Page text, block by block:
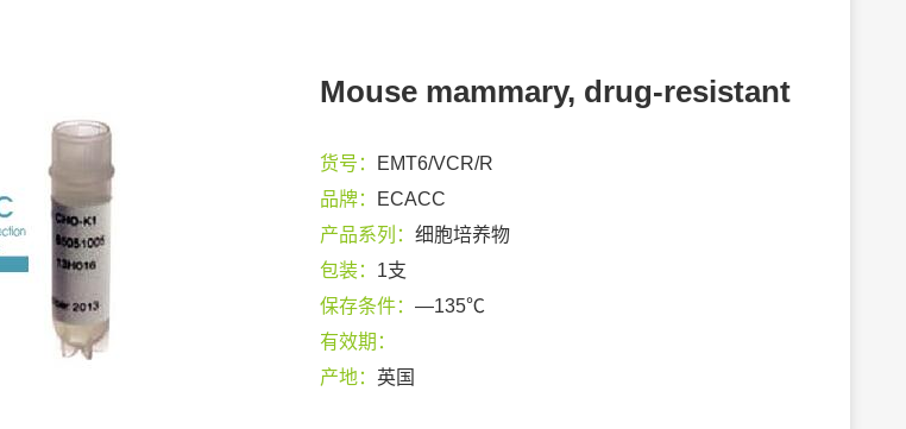
Mouse mammary, drug-resistant
货号：
EMT6/VCR/R
品牌：
ECACC
产品系列： 细胞培养物
包装： 1支
保存条件： —135℃
有效期：
产地： 英国